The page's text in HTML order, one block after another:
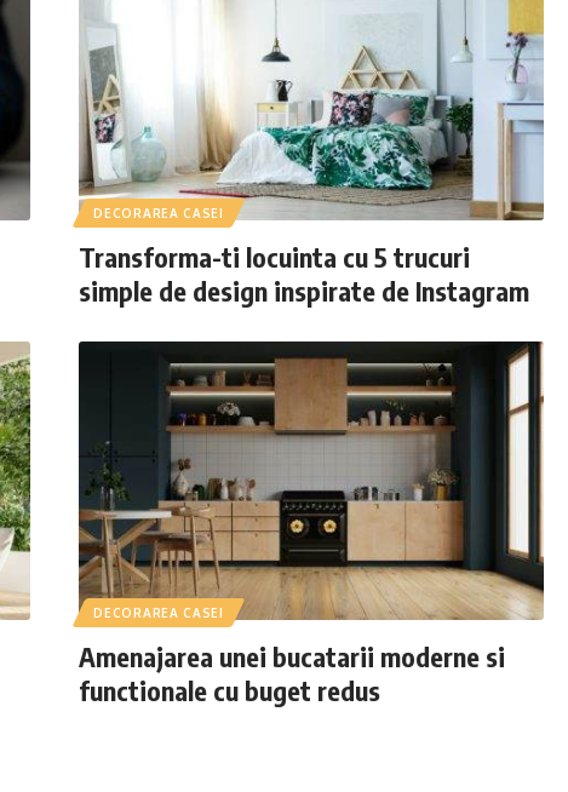
DECORAREA CASEI
Transforma-ti locuinta cu 5 trucuri
simple de design inspirate de Instagram
DECORAREA CASEI
Amenajarea unei bucatarii moderne si
functionale cu buget redus